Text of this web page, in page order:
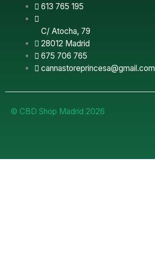
613 765 195
C/ Atocha, 79
28012 Madrid
675 706 765
cannastoreprincesa@gmail.com
© CBD Shop Madrid 2026